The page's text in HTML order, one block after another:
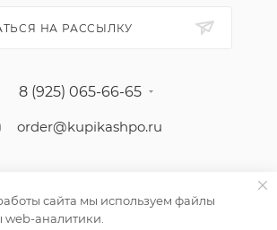
НА РАССЫЛКУ
8 (925) 065-66-65
order@kupikashpo.ru
сайта мы используем файлы
аналитики.